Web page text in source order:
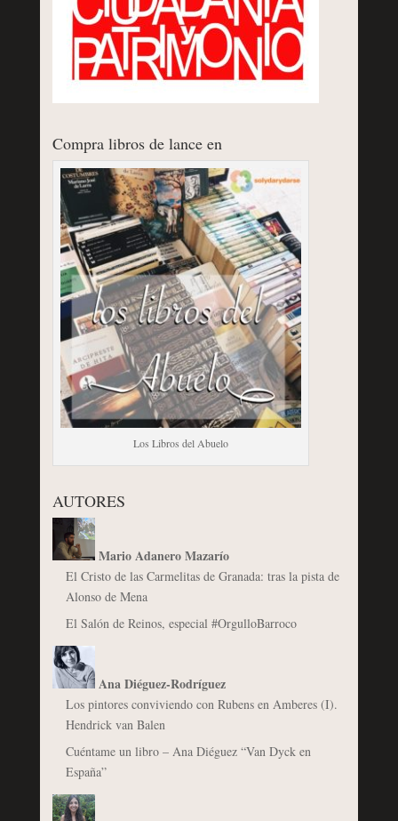
Compra libros de lance en
Los Libros del Abuelo
AUTORES
Mario Adanero Mazarío
El Cristo de las Carmelitas de Granada: tras la pista de
Alonso de Mena
El Salón de Reinos, especial #OrgulloBarroco
Ana Diéguez-Rodríguez
Los pintores conviviendo con Rubens en Amberes (I).
Hendrick van Balen
Cuéntame un libro – Ana Diéguez “Van Dyck en
España”